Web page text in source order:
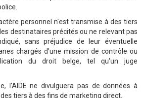
personnel n'est transmise à des tiers
destinataires précités ou ne relevant pas
sans préjudice de leur éventuelle
chargés d'une mission de contrôle ou
du droit belge, tel qu'un juge
l’AIDE ne divulguera pas de données à
tiers à des fins de marketing direct.